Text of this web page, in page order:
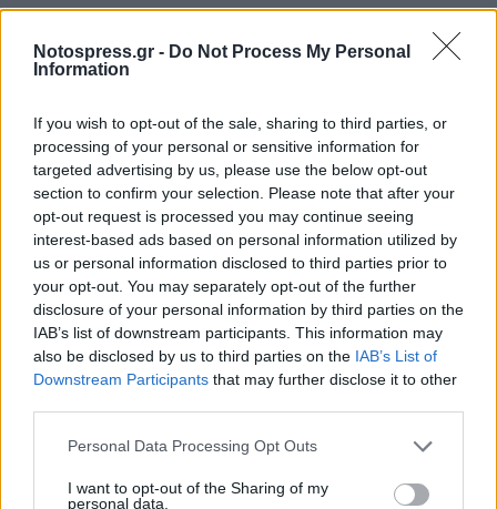
Notospress.gr - Do Not Process My Personal
Information
If you wish to opt-out of the sale, sharing to third parties, or
processing of your personal or sensitive information for
targeted advertising by us, please use the below opt-out
section to confirm your selection. Please note that after your
opt-out request is processed you may continue seeing
interest-based ads based on personal information utilized by
us or personal information disclosed to third parties prior to
your opt-out. You may separately opt-out of the further
disclosure of your personal information by third parties on the
IAB’s list of downstream participants. This information may
also be disclosed by us to third parties on the IAB’s List of
Downstream Participants that may further disclose it to other
Personal Data Processing Opt Outs
I want to opt-out of the Sharing of my
personal data.
Σχετικά Άρθρα